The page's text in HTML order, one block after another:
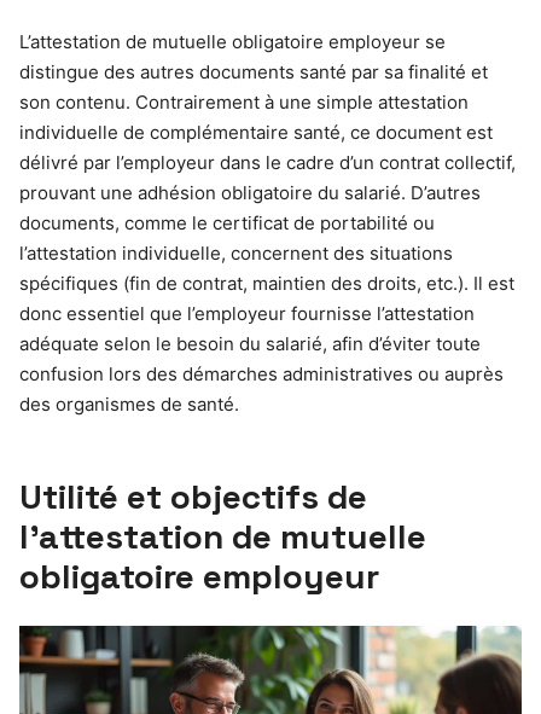
L’attestation de mutuelle obligatoire employeur se
distingue des autres documents santé par sa finalité et
son contenu. Contrairement à une simple attestation
individuelle de complémentaire santé, ce document est
délivré par l’employeur dans le cadre d’un contrat collectif,
prouvant une adhésion obligatoire du salarié. D’autres
documents, comme le certificat de portabilité ou
l’attestation individuelle, concernent des situations
spécifiques (fin de contrat, maintien des droits, etc.). Il est
donc essentiel que l’employeur fournisse l’attestation
adéquate selon le besoin du salarié, afin d’éviter toute
confusion lors des démarches administratives ou auprès
des organismes de santé.
Utilité et objectifs de
l’attestation de mutuelle
obligatoire employeur